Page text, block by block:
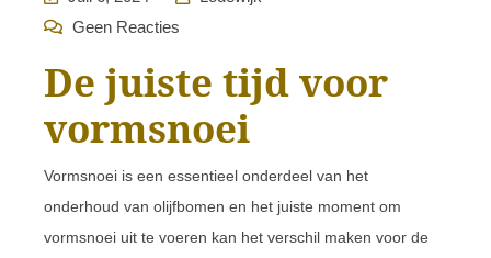
Geen Reacties
De juiste tijd voor
vormsnoei
Vormsnoei is een essentieel onderdeel van het
onderhoud van olijfbomen en het juiste moment om
vormsnoei uit te voeren kan het verschil maken voor de